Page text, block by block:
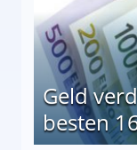
Geld
besten